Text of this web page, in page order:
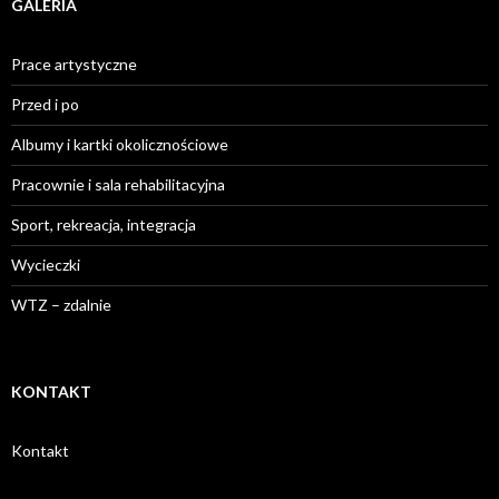
GALERIA
Prace artystyczne
Przed i po
Albumy i kartki okolicznościowe
Pracownie i sala rehabilitacyjna
Sport, rekreacja, integracja
Wycieczki
WTZ – zdalnie
KONTAKT
Kontakt